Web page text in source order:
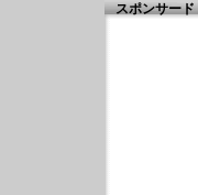
スポンサード